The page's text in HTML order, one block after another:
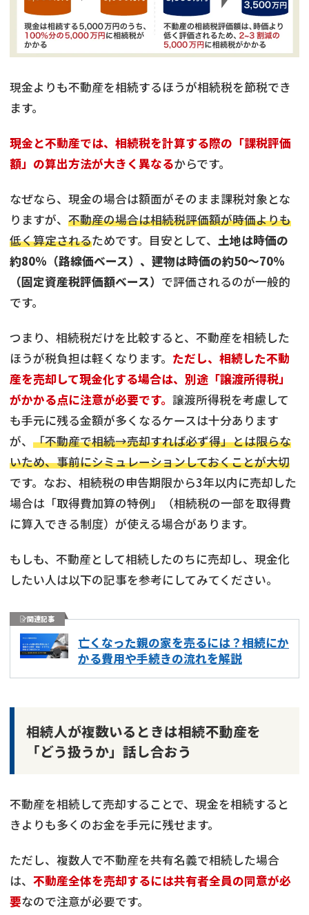
現金よりも不動産を相続するほうが相続税を節税でき
ます。
現金と不動産では、相続税を計算する際の「課税評価
額」の算出方法が大きく異なるからです。
なぜなら、現金の場合は額面がそのまま課税対象とな
りますが、 不動産の場合は相続税評価額が時価よりも
低く算定されるためです。目安として、 土地は時価の
約80%（路線価ベース）、建物は時価の約50〜70%
（固定資産税評価額ベース） で評価されるのが一般的
です。
つまり、相続税だけを比較すると、不動産を相続した
ほうが税負担は軽くなります。 ただし、相続した不動
産を売却して現金化する場合は、別途「譲渡所得税」
がかかる点に注意が必要です。 譲渡所得税を考慮して
も手元に残る金額が多くなるケースは十分あります
が、 「不動産で相続→売却すれば必ず得」とは限らな
いため、事前にシミュレーションしておくことが大切
です。なお、相続税の申告期限から3年以内に売却した
場合は「取得費加算の特例」（相続税の一部を取得費
に算入できる制度）が使える場合があります。
もしも、不動産として相続したのちに売却し、現金化
したい人は以下の記事を参考にしてみてください。
関連記事
亡くなった親の家を売るには？相続にか
かる費用や手続きの流れを解説
相続人が複数いるときは相続不動産を
「どう扱うか」話し合おう
不動産を相続して売却することで、現金を相続すると
きよりも多くのお金を手元に残せます。
ただし、複数人で不動産を共有名義で相続した場合
は、 不動産全体を売却するには共有者全員の同意が必
要なので注意が必要です。